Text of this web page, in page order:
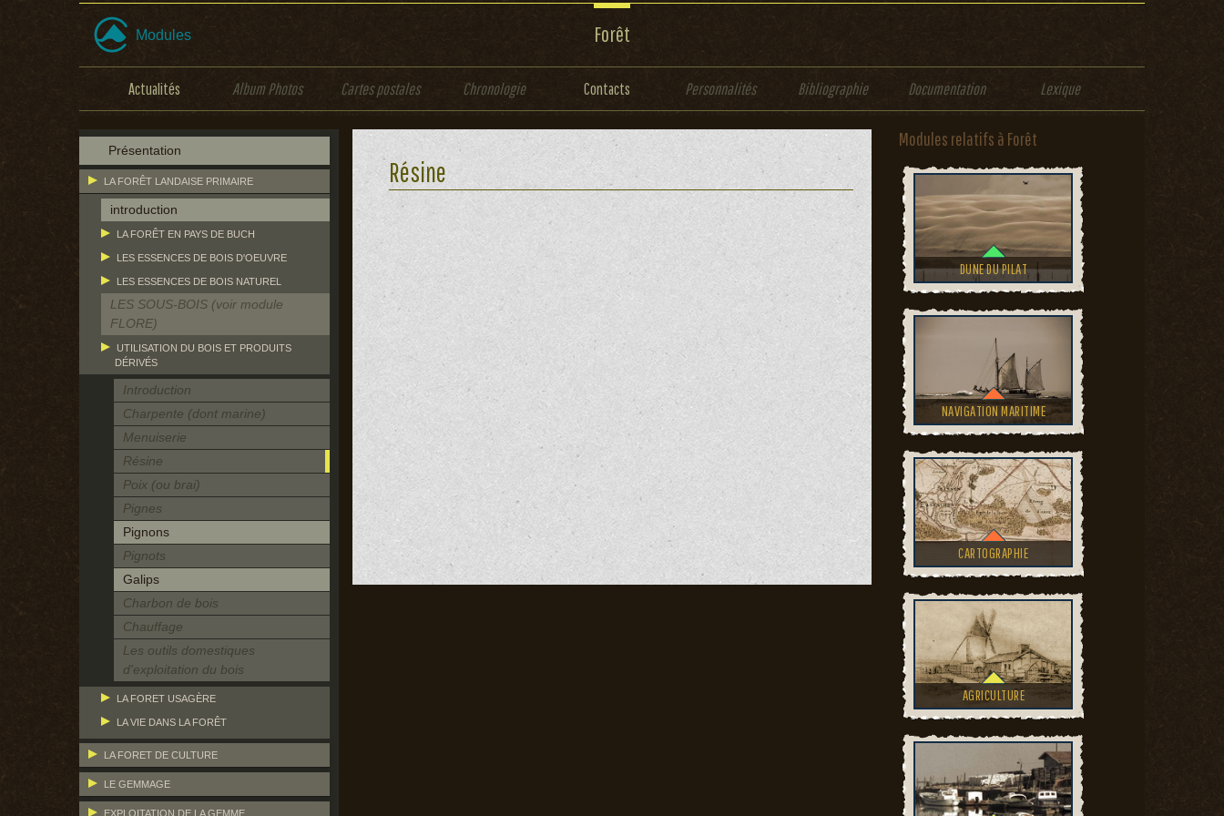
Modules Forêt
Actualités Album Photos Cartes postales Chronologie Contacts Personnalités Bibliographie Documentation Lexique
Présentation
LA FORÊT LANDAISE PRIMAIRE
introduction
LA FORÊT EN PAYS DE BUCH
LES ESSENCES DE BOIS D'OEUVRE
LES ESSENCES DE BOIS NATUREL
LES SOUS-BOIS (voir module
FLORE)
UTILISATION DU BOIS ET PRODUITS
DÉRIVÉS
Introduction
Charpente (dont marine)
Menuiserie
Résine
Poix (ou brai)
Pignes
Pignons
Pignots
Galips
Charbon de bois
Chauffage
Les outils domestiques
d'exploitation du bois
LA FORET USAGÈRE
LA VIE DANS LA FORÊT
LA FORET DE CULTURE
LE GEMMAGE
EXPLOITATION DE LA GEMME
Résine
Modules relatifs à Forêt
DUNE DU PILAT
NAVIGATION MARITIME
CARTOGRAPHIE
AGRICULTURE